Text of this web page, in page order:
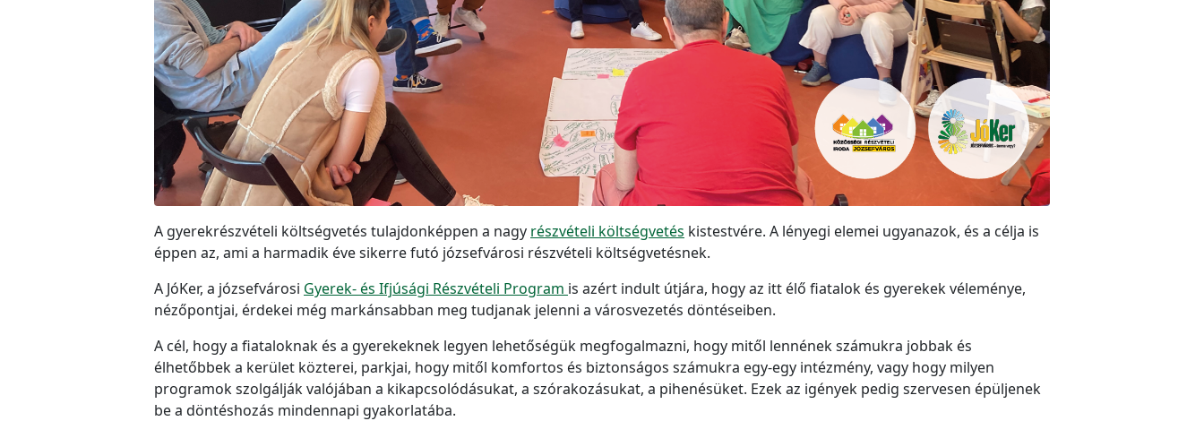
A gyerekrészvételi költségvetés tulajdonképpen a nagy részvételi költségvetés kistestvére. A lényegi elemei ugyanazok, és a célja is
éppen az, ami a harmadik éve sikerre futó józsefvárosi részvételi költségvetésnek.
A JóKer, a józsefvárosi Gyerek- és Ifjúsági Részvételi Program is azért indult útjára, hogy az itt élő fiatalok és gyerekek véleménye,
nézőpontjai, érdekei még markánsabban meg tudjanak jelenni a városvezetés döntéseiben.
A cél, hogy a fiataloknak és a gyerekeknek legyen lehetőségük megfogalmazni, hogy mitől lennének számukra jobbak és
élhetőbbek a kerület közterei, parkjai, hogy mitől komfortos és biztonságos számukra egy-egy intézmény, vagy hogy milyen
programok szolgálják valójában a kikapcsolódásukat, a szórakozásukat, a pihenésüket. Ezek az igények pedig szervesen épüljenek
be a döntéshozás mindennapi gyakorlatába.